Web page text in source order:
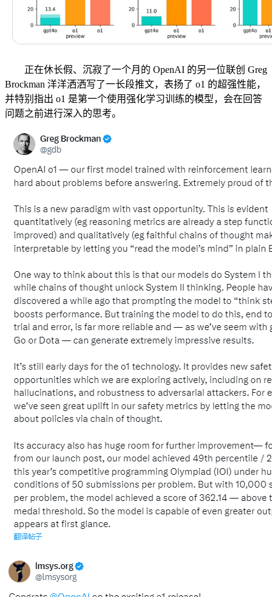
正在休长假、沉寂了一个月的 OpenAI 的另一位联创 Greg
Brockman 洋洋洒洒写了一长段推文，表扬了 o1 的超强性能，
并特别指出 o1 是第一个使用强化学习训练的模型，会在回答
问题之前进行深入的思考。